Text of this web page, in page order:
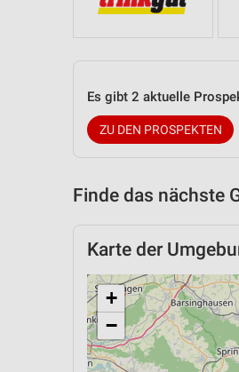
Es gibt 2 aktuelle
ZU DEN PROSPEKTEN
Finde das nächste
Karte der
+
−